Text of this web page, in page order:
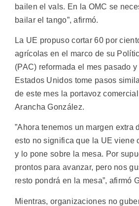
bailen el vals. En la OMC se
bailar el tango”, afirmó.
La UE propuso cortar 60 por
agrícolas en el marco de su
(PAC) reformada el mes pasado
Estados Unidos tome pasos
de este mes la portavoz
Arancha González.
”Ahora tenemos un margen extra
esto no significa que la UE viene
y lo pone sobre la mesa. Por
prontos para avanzar, pero nos
resto pondrá en la mesa”, afirmó
Mientras, organizaciones no